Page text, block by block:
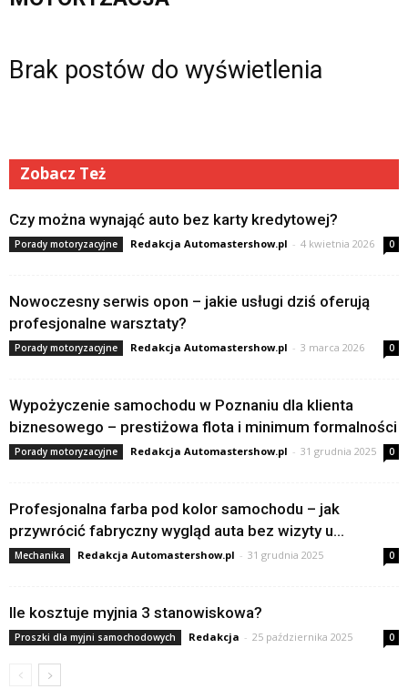
Brak postów do wyświetlenia
Zobacz Też
Czy można wynająć auto bez karty kredytowej?
Porady motoryzacyjne Redakcja Automastershow.pl - 4 kwietnia 2026 0
Nowoczesny serwis opon – jakie usługi dziś oferują
profesjonalne warsztaty?
Porady motoryzacyjne Redakcja Automastershow.pl - 3 marca 2026 0
Wypożyczenie samochodu w Poznaniu dla klienta
biznesowego – prestiżowa flota i minimum formalności
Porady motoryzacyjne Redakcja Automastershow.pl - 31 grudnia 2025 0
Profesjonalna farba pod kolor samochodu – jak
przywrócić fabryczny wygląd auta bez wizyty u...
Mechanika Redakcja Automastershow.pl - 31 grudnia 2025 0
Ile kosztuje myjnia 3 stanowiskowa?
Proszki dla myjni samochodowych Redakcja - 25 października 2025 0